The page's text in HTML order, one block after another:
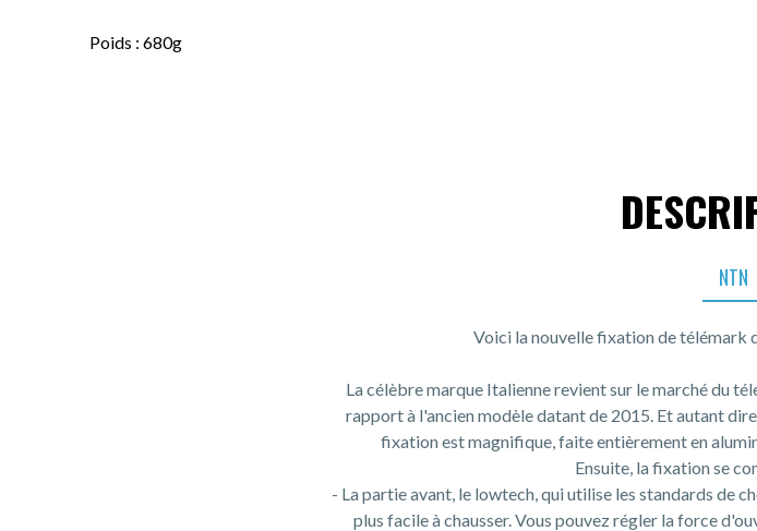
Poids : 680g
NTN
Voici la nouvelle fixation de télémark
La célèbre marque Italienne revient sur le marché du
rapport à l'ancien modèle datant de 2015. Et autant
fixation est magnifique, faite entièrement en
Ensuite, la fixation se
- La partie avant, le lowtech, qui utilise les standards de
plus facile à chausser. Vous pouvez régler la force